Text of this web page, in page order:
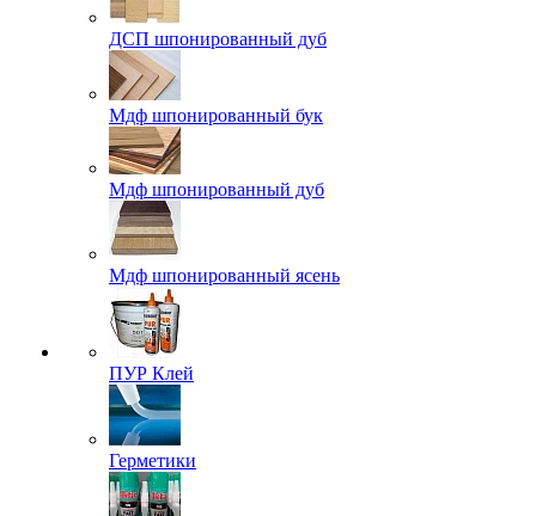
ДСП шпонированный дуб
Мдф шпонированный бук
Мдф шпонированный дуб
Мдф шпонированный ясень
ПУР Клей
Герметики